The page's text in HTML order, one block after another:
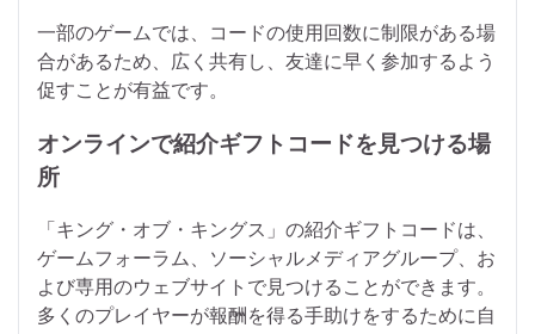
一部のゲームでは、コードの使用回数に制限がある場
合があるため、広く共有し、友達に早く参加するよう
促すことが有益です。
オンラインで紹介ギフトコードを見つける場
所
「キング・オブ・キングス」の紹介ギフトコードは、
ゲームフォーラム、ソーシャルメディアグループ、お
よび専用のウェブサイトで見つけることができます。
多くのプレイヤーが報酬を得る手助けをするために自